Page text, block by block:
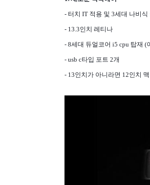
- 터치 IT 적용 및 3세대 나비식
- 13.3인치 레티나
- 8세대 듀얼코어 i5 cpu 탑재 (
- usb c타입 포트 2개
- 13인치가 아니라면 12인치